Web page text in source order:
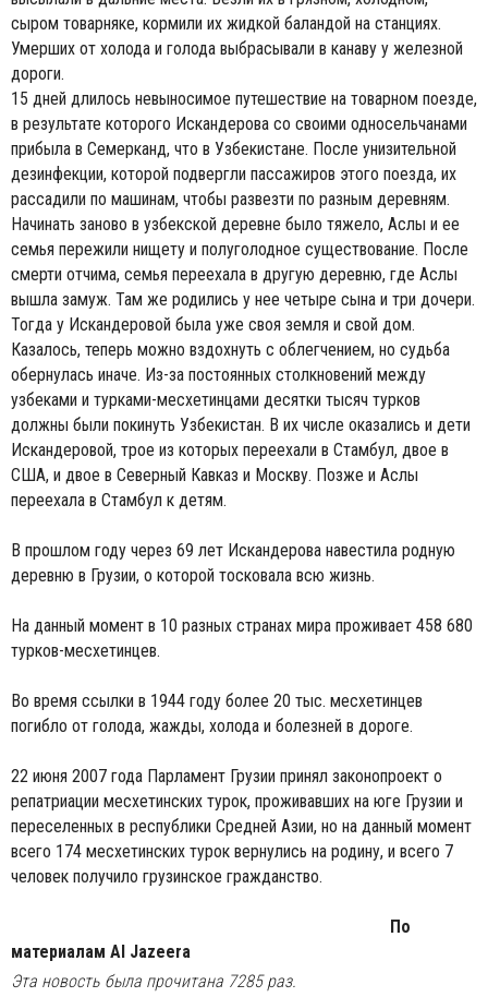
сыром товарняке, кормили их жидкой баландой на станциях.
Умерших от холода и голода выбрасывали в канаву у железной
дороги.
15 дней длилось невыносимое путешествие на товарном поезде,
в результате которого Искандерова со своими односельчанами
прибыла в Семерканд, что в Узбекистане. После унизительной
дезинфекции, которой подвергли пассажиров этого поезда, их
рассадили по машинам, чтобы развезти по разным деревням.
Начинать заново в узбекской деревне было тяжело, Аслы и ее
семья пережили нищету и полуголодное существование. После
смерти отчима, семья переехала в другую деревню, где Аслы
вышла замуж. Там же родились у нее четыре сына и три дочери.
Тогда у Искандеровой была уже своя земля и свой дом.
Казалось, теперь можно вздохнуть с облегчением, но судьба
обернулась иначе. Из-за постоянных столкновений между
узбеками и турками-месхетинцами десятки тысяч турков
должны были покинуть Узбекистан. В их числе оказались и дети
Искандеровой, трое из которых переехали в Стамбул, двое в
США, и двое в Северный Кавказ и Москву. Позже и Аслы
переехала в Стамбул к детям.
В прошлом году через 69 лет Искандерова навестила родную
деревню в Грузии, о которой тосковала всю жизнь.
На данный момент в 10 разных странах мира проживает 458 680
турков-месхетинцев.
Во время ссылки в 1944 году более 20 тыс. месхетинцев
погибло от голода, жажды, холода и болезней в дороге.
22 июня 2007 года Парламент Грузии принял законопроект о
репатриации месхетинских турок, проживавших на юге Грузии и
переселенных в республики Средней Азии, но на данный момент
всего 174 месхетинских турок вернулись на родину, и всего 7
человек получило грузинское гражданство.
По
материалам Al Jazeera
Эта новость была прочитана 7285 раз.